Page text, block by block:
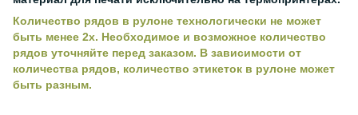
Количество рядов в рулоне технологически не может
быть менее 2х. Необходимое и возможное количество
рядов уточняйте перед заказом. В зависимости от
количества рядов, количество этикеток в рулоне может
быть разным.